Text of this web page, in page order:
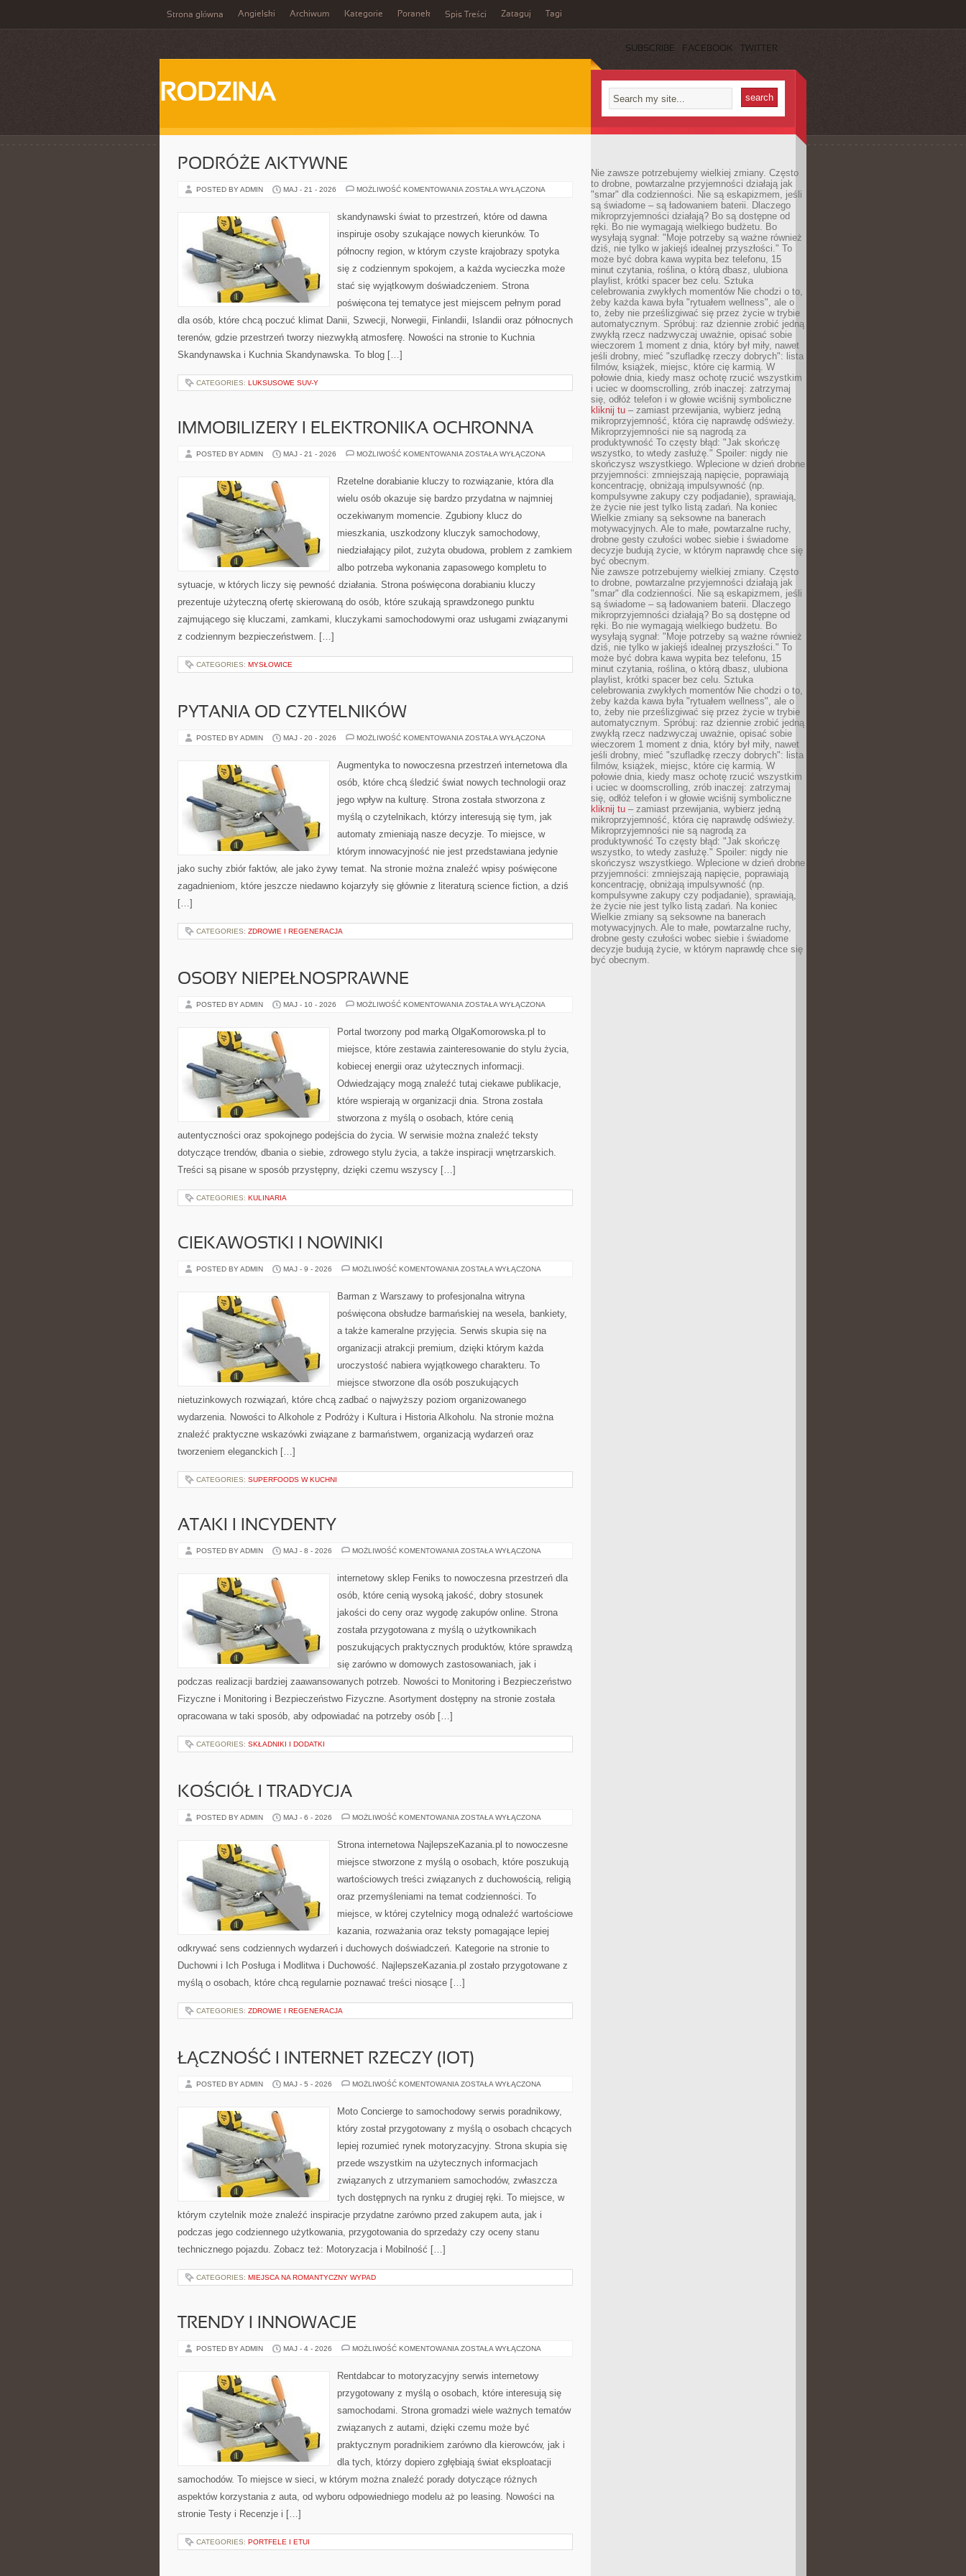
Strona główna Angielski Archiwum Kategorie Poranek Spis Treści Zataguj Tagi
SUBSCRIBE FACEBOOK TWITTER
RODZINA
PODRÓŻE AKTYWNE
POSTED BY ADMIN MAJ - 21 - 2026 MOŻLIWOŚĆ KOMENTOWANIA PODRÓŻE
ZOSTAŁA WYŁĄCZONA
skandynawski świat to przestrzeń, które od dawna
inspiruje osoby szukające nowych kierunków. To
północny region, w którym czyste krajobrazy spotyka
się z codziennym spokojem, a każda wycieczka może
stać się wyjątkowym doświadczeniem. Strona
poświęcona tej tematyce jest miejscem pełnym porad
dla osób, które chcą poczuć klimat Danii, Szwecji, Norwegii, Finlandii, Islandii oraz północnych
terenów, gdzie przestrzeń tworzy niezwykłą atmosferę. Nowości na stronie to Kuchnia
Skandynawska i Kuchnia Skandynawska. To blog […]
CATEGORIES: LUKSUSOWE SUV-Y
IMMOBILIZERY I ELEKTRONIKA OCHRONNA
POSTED BY ADMIN MAJ - 21 - 2026 MOŻLIWOŚĆ KOMENTOWANIA IMMOBILIZERY
OCHRONNA
ZOSTAŁA WYŁĄCZONA
Rzetelne dorabianie kluczy to rozwiązanie, która dla
wielu osób okazuje się bardzo przydatna w najmniej
oczekiwanym momencie. Zgubiony klucz do
mieszkania, uszkodzony kluczyk samochodowy,
niedziałający pilot, zużyta obudowa, problem z zamkiem
albo potrzeba wykonania zapasowego kompletu to
sytuacje, w których liczy się pewność działania. Strona poświęcona dorabianiu kluczy
prezentuje użyteczną ofertę skierowaną do osób, które szukają sprawdzonego punktu
zajmującego się kluczami, zamkami, kluczykami samochodowymi oraz usługami związanymi
z codziennym bezpieczeństwem. […]
CATEGORIES: MYSŁOWICE
PYTANIA OD CZYTELNIKÓW
POSTED BY ADMIN MAJ - 20 - 2026 MOŻLIWOŚĆ KOMENTOWANIA PYTANIA
ZOSTAŁA WYŁĄCZONA
Augmentyka to nowoczesna przestrzeń internetowa dla
osób, które chcą śledzić świat nowych technologii oraz
jego wpływ na kulturę. Strona została stworzona z
myślą o czytelnikach, którzy interesują się tym, jak
automaty zmieniają nasze decyzje. To miejsce, w
którym innowacyjność nie jest przedstawiana jedynie
jako suchy zbiór faktów, ale jako żywy temat. Na stronie można znaleźć wpisy poświęcone
zagadnieniom, które jeszcze niedawno kojarzyły się głównie z literaturą science fiction, a dziś
[…]
CATEGORIES: ZDROWIE I REGENERACJA
OSOBY NIEPEŁNOSPRAWNE
POSTED BY ADMIN MAJ - 10 - 2026 MOŻLIWOŚĆ KOMENTOWANIA OSOBY
ZOSTAŁA WYŁĄCZONA
Portal tworzony pod marką OlgaKomorowska.pl to
miejsce, które zestawia zainteresowanie do stylu życia,
kobiecej energii oraz użytecznych informacji.
Odwiedzający mogą znaleźć tutaj ciekawe publikacje,
które wspierają w organizacji dnia. Strona została
stworzona z myślą o osobach, które cenią
autentyczności oraz spokojnego podejścia do życia. W serwisie można znaleźć teksty
dotyczące trendów, dbania o siebie, zdrowego stylu życia, a także inspiracji wnętrzarskich.
Treści są pisane w sposób przystępny, dzięki czemu wszyscy […]
CATEGORIES: KULINARIA
CIEKAWOSTKI I NOWINKI
POSTED BY ADMIN MAJ - 9 - 2026 MOŻLIWOŚĆ KOMENTOWANIA CIEKAWOSTKI
ZOSTAŁA WYŁĄCZONA
Barman z Warszawy to profesjonalna witryna
poświęcona obsłudze barmańskiej na wesela, bankiety,
a także kameralne przyjęcia. Serwis skupia się na
organizacji atrakcji premium, dzięki którym każda
uroczystość nabiera wyjątkowego charakteru. To
miejsce stworzone dla osób poszukujących
nietuzinkowych rozwiązań, które chcą zadbać o najwyższy poziom organizowanego
wydarzenia. Nowości to Alkohole z Podróży i Kultura i Historia Alkoholu. Na stronie można
znaleźć praktyczne wskazówki związane z barmaństwem, organizacją wydarzeń oraz
tworzeniem eleganckich […]
CATEGORIES: SUPERFOODS W KUCHNI
ATAKI I INCYDENTY
POSTED BY ADMIN MAJ - 8 - 2026 MOŻLIWOŚĆ KOMENTOWANIA ATAKI
ZOSTAŁA WYŁĄCZONA
internetowy sklep Feniks to nowoczesna przestrzeń dla
osób, które cenią wysoką jakość, dobry stosunek
jakości do ceny oraz wygodę zakupów online. Strona
została przygotowana z myślą o użytkownikach
poszukujących praktycznych produktów, które sprawdzą
się zarówno w domowych zastosowaniach, jak i
podczas realizacji bardziej zaawansowanych potrzeb. Nowości to Monitoring i Bezpieczeństwo
Fizyczne i Monitoring i Bezpieczeństwo Fizyczne. Asortyment dostępny na stronie została
opracowana w taki sposób, aby odpowiadać na potrzeby osób […]
CATEGORIES: SKŁADNIKI I DODATKI
KOŚCIÓŁ I TRADYCJA
POSTED BY ADMIN MAJ - 6 - 2026 MOŻLIWOŚĆ KOMENTOWANIA KOŚCIÓŁ
ZOSTAŁA WYŁĄCZONA
Strona internetowa NajlepszeKazania.pl to nowoczesne
miejsce stworzone z myślą o osobach, które poszukują
wartościowych treści związanych z duchowością, religią
oraz przemyśleniami na temat codzienności. To
miejsce, w której czytelnicy mogą odnaleźć wartościowe
kazania, rozważania oraz teksty pomagające lepiej
odkrywać sens codziennych wydarzeń i duchowych doświadczeń. Kategorie na stronie to
Duchowni i Ich Posługa i Modlitwa i Duchowość. NajlepszeKazania.pl zostało przygotowane z
myślą o osobach, które chcą regularnie poznawać treści niosące […]
CATEGORIES: ZDROWIE I REGENERACJA
ŁĄCZNOŚĆ I INTERNET RZECZY (IOT)
POSTED BY ADMIN MAJ - 5 - 2026 MOŻLIWOŚĆ KOMENTOWANIA ŁĄCZNOŚĆ
(IOT)
ZOSTAŁA WYŁĄCZONA
Moto Concierge to samochodowy serwis poradnikowy,
który został przygotowany z myślą o osobach chcących
lepiej rozumieć rynek motoryzacyjny. Strona skupia się
przede wszystkim na użytecznych informacjach
związanych z utrzymaniem samochodów, zwłaszcza
tych dostępnych na rynku z drugiej ręki. To miejsce, w
którym czytelnik może znaleźć inspiracje przydatne zarówno przed zakupem auta, jak i
podczas jego codziennego użytkowania, przygotowania do sprzedaży czy oceny stanu
technicznego pojazdu. Zobacz też: Motoryzacja i Mobilność […]
CATEGORIES: MIEJSCA NA ROMANTYCZNY WYPAD
TRENDY I INNOWACJE
POSTED BY ADMIN MAJ - 4 - 2026 MOŻLIWOŚĆ KOMENTOWANIA TRENDY
ZOSTAŁA WYŁĄCZONA
Rentdabcar to motoryzacyjny serwis internetowy
przygotowany z myślą o osobach, które interesują się
samochodami. Strona gromadzi wiele ważnych tematów
związanych z autami, dzięki czemu może być
praktycznym poradnikiem zarówno dla kierowców, jak i
dla tych, którzy dopiero zgłębiają świat eksploatacji
samochodów. To miejsce w sieci, w którym można znaleźć porady dotyczące różnych
aspektów korzystania z auta, od wyboru odpowiedniego modelu aż po leasing. Nowości na
stronie Testy i Recenzje i […]
CATEGORIES: PORTFELE I ETUI
Nie zawsze potrzebujemy wielkiej zmiany. Często
to drobne, powtarzalne przyjemności działają jak
"smar" dla codzienności. Nie są eskapizmem, jeśli
są świadome – są ładowaniem baterii. Dlaczego
mikroprzyjemności działają? Bo są dostępne od
ręki. Bo nie wymagają wielkiego budżetu. Bo
wysyłają sygnał: "Moje potrzeby są ważne również
dziś, nie tylko w jakiejś idealnej przyszłości." To
może być dobra kawa wypita bez telefonu, 15
minut czytania, roślina, o którą dbasz, ulubiona
playlist, krótki spacer bez celu. Sztuka
celebrowania zwykłych momentów Nie chodzi o to,
żeby każda kawa była "rytuałem wellness", ale o
to, żeby nie prześlizgiwać się przez życie w trybie
automatycznym. Spróbuj: raz dziennie zrobić jedną
zwykłą rzecz nadzwyczaj uważnie, opisać sobie
wieczorem 1 moment z dnia, który był miły, nawet
jeśli drobny, mieć "szufladkę rzeczy dobrych": lista
filmów, książek, miejsc, które cię karmią. W
połowie dnia, kiedy masz ochotę rzucić wszystkim
i uciec w doomscrolling, zrób inaczej: zatrzymaj
się, odłóż telefon i w głowie wciśnij symboliczne
kliknij tu – zamiast przewijania, wybierz jedną
mikroprzyjemność, która cię naprawdę odświeży.
Mikroprzyjemności nie są nagrodą za
produktywność To częsty błąd: "Jak skończę
wszystko, to wtedy zasłużę." Spoiler: nigdy nie
skończysz wszystkiego. Wplecione w dzień drobne
przyjemności: zmniejszają napięcie, poprawiają
koncentrację, obniżają impulsywność (np.
kompulsywne zakupy czy podjadanie), sprawiają,
że życie nie jest tylko listą zadań. Na koniec
Wielkie zmiany są seksowne na banerach
motywacyjnych. Ale to małe, powtarzalne ruchy,
drobne gesty czułości wobec siebie i świadome
decyzje budują życie, w którym naprawdę chce się
być obecnym.
Nie zawsze potrzebujemy wielkiej zmiany. Często
to drobne, powtarzalne przyjemności działają jak
"smar" dla codzienności. Nie są eskapizmem, jeśli
są świadome – są ładowaniem baterii. Dlaczego
mikroprzyjemności działają? Bo są dostępne od
ręki. Bo nie wymagają wielkiego budżetu. Bo
wysyłają sygnał: "Moje potrzeby są ważne również
dziś, nie tylko w jakiejś idealnej przyszłości." To
może być dobra kawa wypita bez telefonu, 15
minut czytania, roślina, o którą dbasz, ulubiona
playlist, krótki spacer bez celu. Sztuka
celebrowania zwykłych momentów Nie chodzi o to,
żeby każda kawa była "rytuałem wellness", ale o
to, żeby nie prześlizgiwać się przez życie w trybie
automatycznym. Spróbuj: raz dziennie zrobić jedną
zwykłą rzecz nadzwyczaj uważnie, opisać sobie
wieczorem 1 moment z dnia, który był miły, nawet
jeśli drobny, mieć "szufladkę rzeczy dobrych": lista
filmów, książek, miejsc, które cię karmią. W
połowie dnia, kiedy masz ochotę rzucić wszystkim
i uciec w doomscrolling, zrób inaczej: zatrzymaj
się, odłóż telefon i w głowie wciśnij symboliczne
kliknij tu – zamiast przewijania, wybierz jedną
mikroprzyjemność, która cię naprawdę odświeży.
Mikroprzyjemności nie są nagrodą za
produktywność To częsty błąd: "Jak skończę
wszystko, to wtedy zasłużę." Spoiler: nigdy nie
skończysz wszystkiego. Wplecione w dzień drobne
przyjemności: zmniejszają napięcie, poprawiają
koncentrację, obniżają impulsywność (np.
kompulsywne zakupy czy podjadanie), sprawiają,
że życie nie jest tylko listą zadań. Na koniec
Wielkie zmiany są seksowne na banerach
motywacyjnych. Ale to małe, powtarzalne ruchy,
drobne gesty czułości wobec siebie i świadome
decyzje budują życie, w którym naprawdę chce się
być obecnym.